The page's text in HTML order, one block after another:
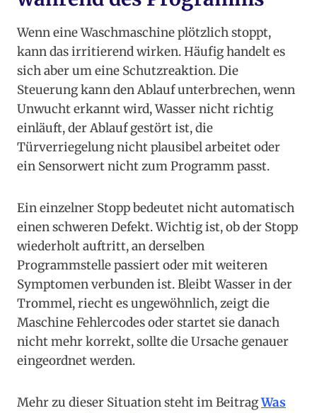
Wenn eine Waschmaschine plötzlich stoppt,
kann das irritierend wirken. Häufig handelt es
sich aber um eine Schutzreaktion. Die
Steuerung kann den Ablauf unterbrechen, wenn
Unwucht erkannt wird, Wasser nicht richtig
einläuft, der Ablauf gestört ist, die
Türverriegelung nicht plausibel arbeitet oder
ein Sensorwert nicht zum Programm passt.
Ein einzelner Stopp bedeutet nicht automatisch
einen schweren Defekt. Wichtig ist, ob der Stopp
wiederholt auftritt, an derselben
Programmstelle passiert oder mit weiteren
Symptomen verbunden ist. Bleibt Wasser in der
Trommel, riecht es ungewöhnlich, zeigt die
Maschine Fehlercodes oder startet sie danach
nicht mehr korrekt, sollte die Ursache genauer
eingeordnet werden.
Mehr zu dieser Situation steht im BeitragWas